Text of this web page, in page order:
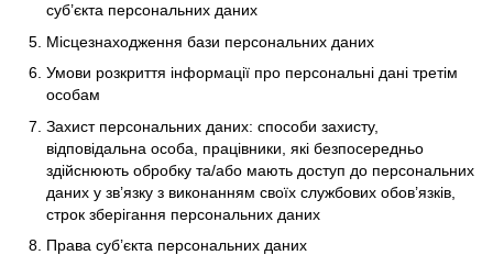
суб’єкта персональних даних
Місцезнаходження бази персональних даних
Умови розкриття інформації про персональні дані третім
особам
Захист персональних даних: способи захисту,
відповідальна особа, працівники, які безпосередньо
здійснюють обробку та/або мають доступ до персональних
даних у зв’язку з виконанням своїх службових обов’язків,
строк зберігання персональних даних
Права суб’єкта персональних даних